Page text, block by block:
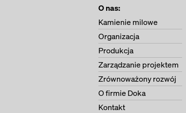
O nas:
Kamienie milowe
Organizacja
Produkcja
Zarządzanie projektem
Zrównoważony rozwój
O firmie Doka
Kontakt